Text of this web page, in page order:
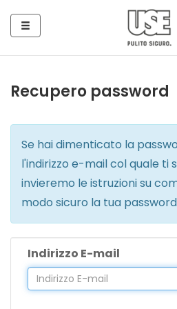
Tutto
per
Piatti
e
Stoviglie
Tutto
per
Superfici
Side
Recupero password
Se hai dimenticato la
l'indirizzo e-mail col quale ti
invieremo le istruzioni su
modo sicuro la tua
Indirizzo E-mail